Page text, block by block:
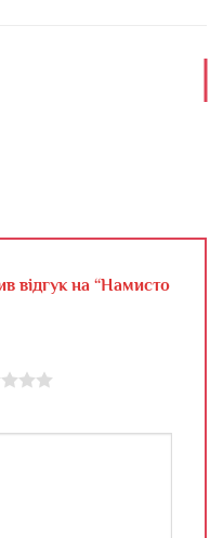
відгук на “Намисто